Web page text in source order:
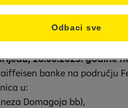
cijenjene klijente da,
28.06.2023. godine
banke na području
u:
Domagoja bb),
Odbaci sve